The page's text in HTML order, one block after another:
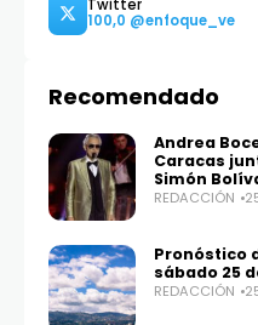
Twitter
100,0
Recomendado
Andrea
Caracas
Simón
REDACCIÓN
Pronóstico
sábado 25
REDACCIÓN